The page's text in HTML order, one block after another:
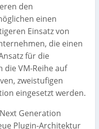
den
einen
Einsatz von
die einen
für die
VM-Reihe auf
zweistufigen
eingesetzt werden.
Generation
Plugin-Architektur